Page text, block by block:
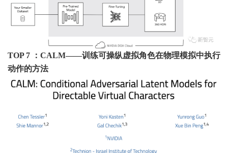
TOP 7 ：CALM——训练可操纵虚拟角色在物理模拟中执行
动作的方法